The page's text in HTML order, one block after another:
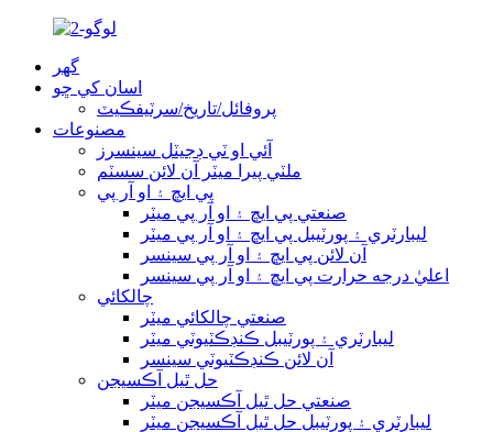
گھر
اسان کي ڇو
پروفائل/تاريخ/سرٽيفڪيٽ
مصنوعات
آئي او ٽي ڊجيٽل سينسرز
ملٽي پيرا ميٽر آن لائن سسٽم
پي ايڇ ۽ او آر پي
صنعتي پي ايڇ ۽ او آر پي ميٽر
ليبارٽري ۽ پورٽيبل پي ايڇ ۽ او آر پي ميٽر
آن لائن پي ايڇ ۽ او آر پي سينسر
اعليٰ درجه حرارت پي ايڇ ۽ او آر پي سينسر
چالکائي
صنعتي چالکائي ميٽر
ليبارٽري ۽ پورٽيبل ڪنڊڪٽيوٽي ميٽر
آن لائن ڪنڊڪٽيوٽي سينسر
حل ٿيل آڪسيجن
صنعتي حل ٿيل آڪسيجن ميٽر
ليبارٽري ۽ پورٽيبل حل ٿيل آڪسيجن ميٽر